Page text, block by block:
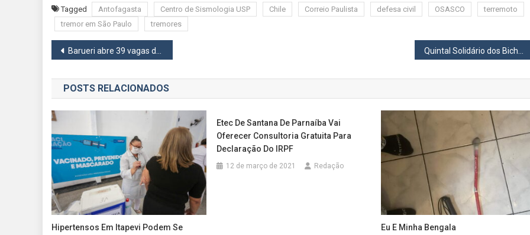
Tagged Antofagasta Centro de Sismologia USP Chile Correio Paulista defesa civil OSASCO
terremoto
tremor em São Paulo
tremores
Navegação
de
Post
Barueri abre 39 vagas de emprego com salários de até R$ 2,9 mil
POSTS RELACIONADOS
Hipertensos Em Itapevi Podem Se
Etec De Santana De Parnaíba Vai
Oferecer Consultoria Gratuita Para
Declaração Do IRPF
12 de março de 2021 Redação
Eu E Minha Bengala